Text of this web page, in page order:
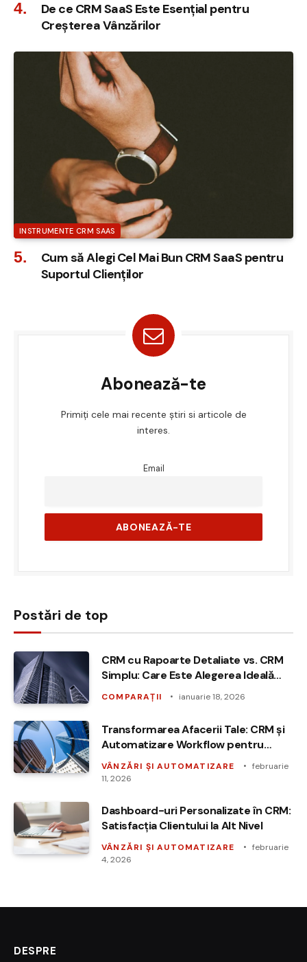
De ce CRM SaaS Este Esențial pentru
Creșterea Vânzărilor
INSTRUMENTE CRM SAAS
Cum să Alegi Cel Mai Bun CRM SaaS pentru
Suportul Clienților
Abonează-te
Primiți cele mai recente știri si articole de
interes.
Email
Postări de top
CRM cu Rapoarte Detaliate vs. CRM
Simplu: Care Este Alegerea Ideală
pentru Afacerea Ta?
COMPARAȚII ianuarie 18, 2026
Transformarea Afacerii Tale: CRM și
Automatizare Workflow pentru
Succes
VÂNZĂRI ȘI AUTOMATIZARE
februarie
11, 2026
Dashboard-uri Personalizate în CRM:
Satisfacția Clientului la Alt Nivel
VÂNZĂRI ȘI AUTOMATIZARE
februarie
4, 2026
DESPRE